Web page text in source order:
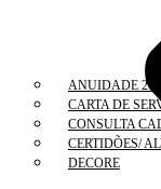
ANUIDADE 2026
CARTA DE
CONSULTA
CERTIDÕES/
DECORE